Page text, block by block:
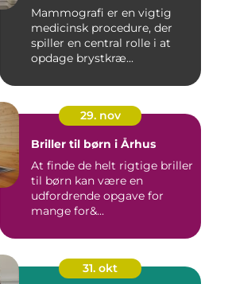
Mammografi er en vigtig
medicinsk procedure, der
spiller en central rolle i at
opdage brystkræ...
29. nov
Briller til børn i Århus
At finde de helt rigtige briller
til børn kan være en
udfordrende opgave for
mange for&...
31. okt